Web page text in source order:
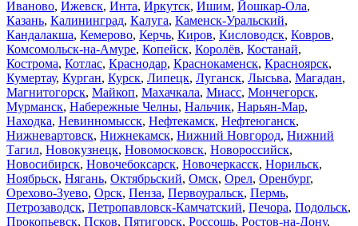
Иваново, Ижевск, Инта, Иркутск, Ишим, Йошкар-Ола,
Казань, Калининград, Калуга, Каменск-Уральский,
Кандалакша, Кемерово, Керчь, Киров, Кисловодск, Ковров,
Комсомольск-на-Амуре, Копейск, Королёв, Костанай,
Кострома, Котлас, Краснодар, Краснокаменск, Красноярск,
Кумертау, Курган, Курск, Липецк, Луганск, Лысьва, Магадан,
Магнитогорск, Майкоп, Махачкала, Миасс, Мончегорск,
Мурманск, Набережные Челны, Нальчик, Нарьян-Мар,
Находка, Невинномысск, Нефтекамск, Нефтеюганск,
Нижневартовск, Нижнекамск, Нижний Новгород, Нижний
Тагил, Новокузнецк, Новомосковск, Новороссийск,
Новосибирск, Новочебоксарск, Новочеркасск, Норильск,
Ноябрьск, Нягань, Октябрьский, Омск, Орел, Оренбург,
Орехово-Зуево, Орск, Пенза, Первоуральск, Пермь,
Петрозаводск, Петропавловск-Камчатский, Печора, Подольск,
Прокопьевск, Псков, Пятигорск, Россошь, Ростов-на-Дону,